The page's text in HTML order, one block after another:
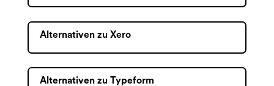
Alternativen zu Xero
Alternativen zu Typeform